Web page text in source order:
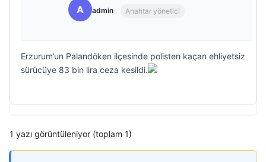
A admin Anahtar yönetici
Erzurum’un Palandöken ilçesinde polisten kaçan ehliyetsiz
sürücüye 83 bin lira ceza kesildi.
1 yazı görüntüleniyor (toplam 1)